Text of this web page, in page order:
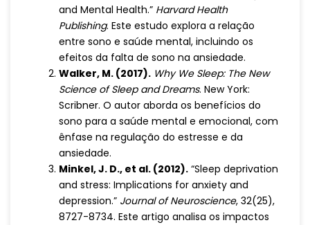
and Mental Health.” Harvard Health
Publishing. Este estudo explora a relação
entre sono e saúde mental, incluindo os
efeitos da falta de sono na ansiedade.
Walker, M. (2017). Why We Sleep: The New
Science of Sleep and Dreams. New York:
Scribner. O autor aborda os benefícios do
sono para a saúde mental e emocional, com
ênfase na regulação do estresse e da
ansiedade.
Minkel, J. D., et al. (2012). “Sleep deprivation
and stress: Implications for anxiety and
depression.” Journal of Neuroscience, 32(25),
8727-8734. Este artigo analisa os impactos